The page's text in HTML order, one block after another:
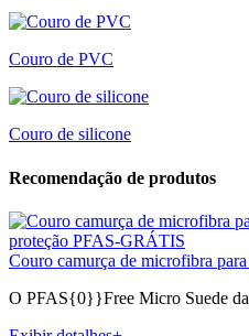
Couro de PVC
Couro de silicone
Recomendação de produtos
Couro camurça de microfibra
O PFAS{0}}Free Micro Suede